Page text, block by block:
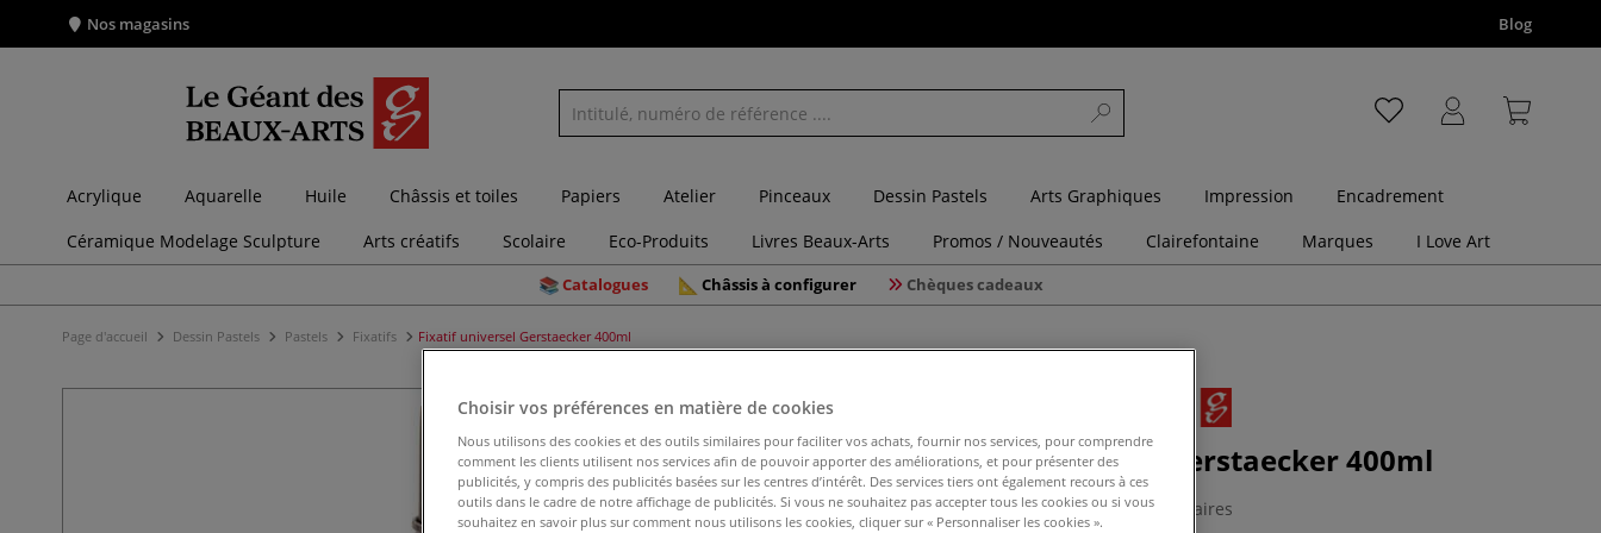
Nos magasins Blog
Acrylique Aquarelle Huile Châssis et toiles Papiers Atelier Pinceaux Dessin Pastels Arts Graphiques Impression
Encadrement
Céramique Modelage Sculpture
Arts créatifs Scolaire Eco-Produits Livres Beaux-Arts Promos / Nouveautés Clairefontaine Marques I Love Art
Catalogues Châssis à configurer Chèques cadeaux
Page d'accueil Dessin Pastels Pastels Fixatifs Fixatif universel Gerstaecker 400ml
Fixatif universel Gerstaecker 400ml
8 Commentaires
Choisir vos préférences en matière de cookies
Nous utilisons des cookies et des outils similaires pour faciliter vos achats, fournir nos services, pour comprendre
comment les clients utilisent nos services afin de pouvoir apporter des améliorations, et pour présenter des
publicités, y compris des publicités basées sur les centres d’intérêt. Des services tiers ont également recours à ces
outils dans le cadre de notre affichage de publicités. Si vous ne souhaitez pas accepter tous les cookies ou si vous
souhaitez en savoir plus sur comment nous utilisons les cookies, cliquer sur « Personnaliser les cookies ».